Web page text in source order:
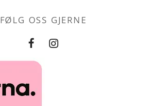
FØLG OSS GJERNE